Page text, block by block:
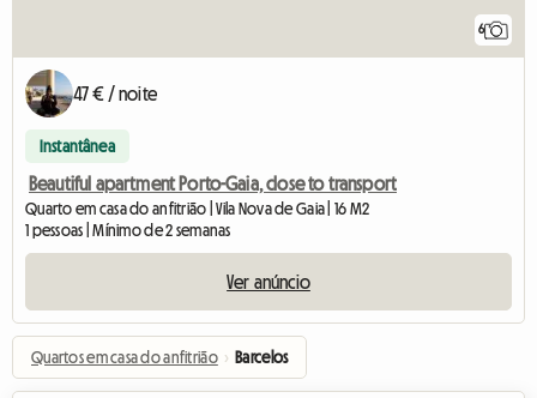
6
47 € / noite
Instantânea
Beautiful apartment Porto-Gaia, close to transport
Quarto em casa do anfitrião | Vila Nova de Gaia | 16 M2
1 pessoas | Mínimo de 2 semanas
Ver anúncio
Quartos em casa do anfitrião › Barcelos